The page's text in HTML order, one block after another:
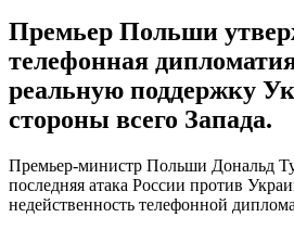
Премьер Польши
телефонная
реальную поддержку
стороны всего Запада.
Премьер-министр Польши Дональд
последняя атака России против
недейственность телефонной